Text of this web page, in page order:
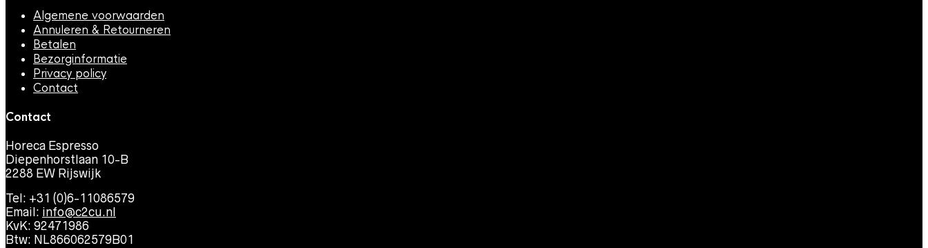
Algemene voorwaarden
Annuleren & Retourneren
Betalen
Bezorginformatie
Privacy policy
Contact
Contact
Horeca Espresso
Diepenhorstlaan 10-B
2288 EW Rijswijk
Tel: +31 (0)6-11086579
Email: info@c2cu.nl
KvK: 92471986
Btw: NL866062579B01